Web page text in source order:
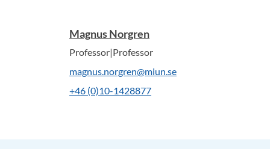
Magnus Norgren
Professor|Professor
magnus.norgren@miun.se
+46 (0)10-1428877